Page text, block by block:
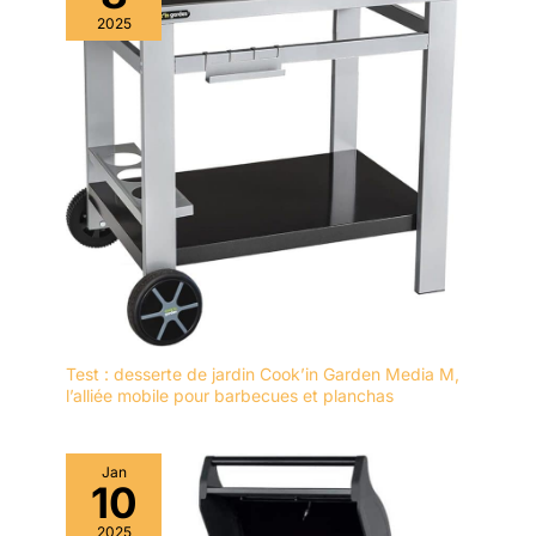
2025
Test : desserte de jardin Cook’in Garden Media M,
l’alliée mobile pour barbecues et planchas
Jan
10
2025